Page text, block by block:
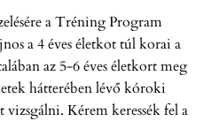
a Tréning Program
a 4 éves életkot túl korai a
az 5-6 éves életkort meg
hátterében lévő kóroki
Kérem keressék fel a